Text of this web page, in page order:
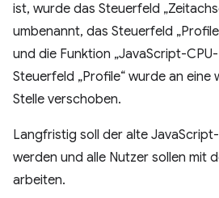
ist, wurde das Steuerfeld
umbenannt, das Steuerfeld
und die Funktion „JavaScript-
Steuerfeld „Profile“ wurde an eine
Stelle verschoben.
Langfristig soll der alte
werden und alle Nutzer sollen mit
arbeiten.